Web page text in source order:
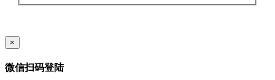
×
微信扫码登陆